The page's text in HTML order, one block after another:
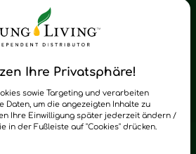
Ihre Privatsphäre!
sowie Targeting und verarbeiten
Daten, um die angezeigten Inhalte zu
Ihre Einwilligung später jederzeit ändern /
in der Fußleiste auf "Cookies" drücken.
Shop-Oil Newsletter
anmelden